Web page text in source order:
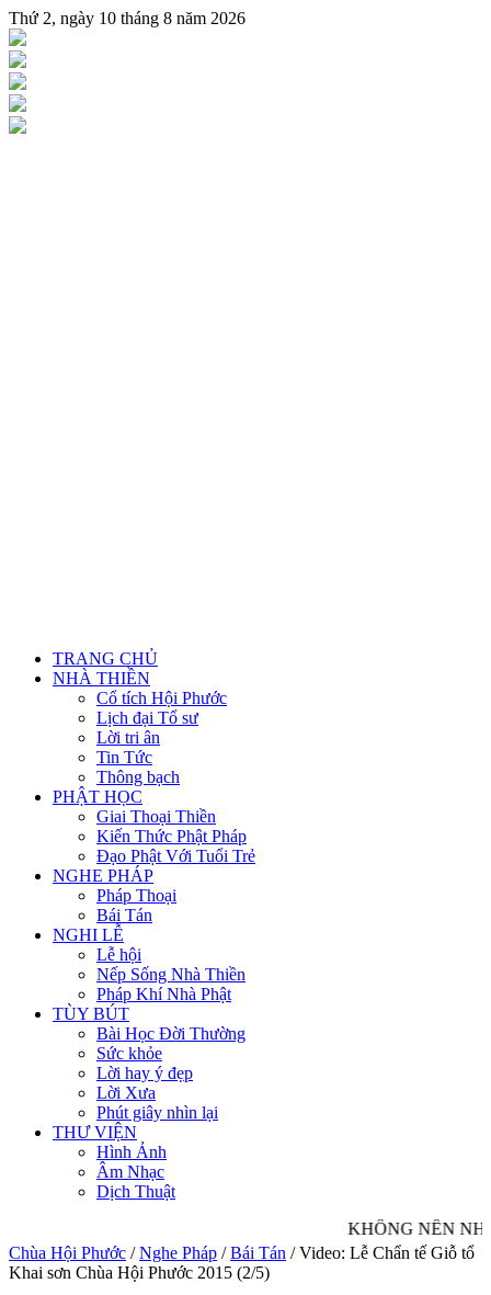
Thứ 2, ngày 10 tháng 8 năm 2026
TRANG CHỦ
NHÀ THIỀN
Cổ tích Hội Phước
Lịch đại Tổ sư
Lời tri ân
Tin Tức
Thông bạch
PHẬT HỌC
Giai Thoại Thiền
Kiến Thức Phật Pháp
Đạo Phật Với Tuổi Trẻ
NGHE PHÁP
Pháp Thoại
Bái Tán
NGHI LỄ
Lễ hội
Nếp Sống Nhà Thiền
Pháp Khí Nhà Phật
TÙY BÚT
Bài Học Đời Thường
Sức khỏe
Lời hay ý đẹp
Lời Xưa
Phút giây nhìn lại
THƯ VIỆN
Hình Ảnh
Âm Nhạc
Dịch Thuật
KHÔNG NÊN
Chùa Hội Phước / Nghe Pháp / Bái Tán / Video: Lễ Chẩn tế Giỗ tổ
Khai sơn Chùa Hội Phước 2015 (2/5)